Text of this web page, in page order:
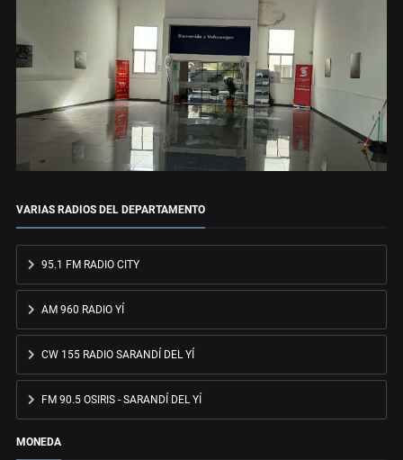
VARIAS RADIOS DEL DEPARTAMENTO
95.1 FM RADIO CITY
AM 960 RADIO YÍ
CW 155 RADIO SARANDÍ DEL YÍ
FM 90.5 OSIRIS - SARANDÍ DEL YÍ
MONEDA